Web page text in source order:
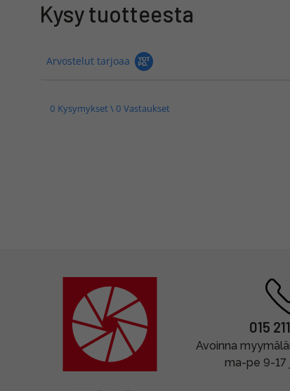
Kysy tuotteesta
Arvostelut tarjoaa
0 Kysymykset \ 0 Vastaukset
015
Avoinna
ma-pe 9-17